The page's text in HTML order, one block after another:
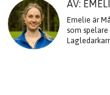
AV:
Emelie är
som